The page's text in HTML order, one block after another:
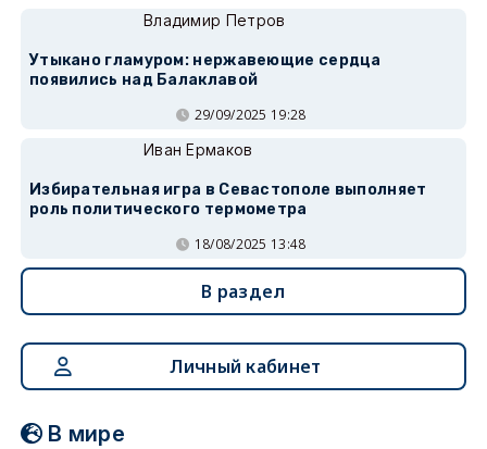
Владимир Петров
Утыкано гламуром: нержавеющие сердца
появились над Балаклавой
29/09/2025 19:28
Иван Ермаков
Избирательная игра в Севастополе выполняет
роль политического термометра
18/08/2025 13:48
В раздел
Личный кабинет
В мире